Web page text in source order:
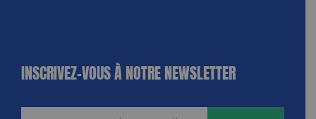
INSCRIVEZ-VOUS À NOTRE NEWSLETTER